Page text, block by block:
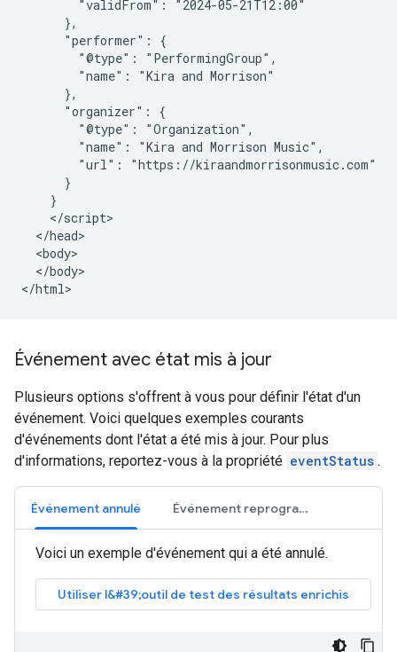
        "validFrom": "2024-05-21T12:00"
      },
      "performer": {
        "@type": "PerformingGroup",
        "name": "Kira and Morrison"
      },
      "organizer": {
        "@type": "Organization",
        "name": "Kira and Morrison Music",
        "url": "https://kiraandmorrisonmusic.com"
      }
    }
    </script>
  </head>
  <body>
  </body>
</html>
Événement avec état mis à jour
Plusieurs options s'offrent à vous pour définir l'état d'un
événement. Voici quelques exemples courants
d'événements dont l'état a été mis à jour. Pour plus
d'informations, reportez-vous à la propriété eventStatus .
Événement annulé Événement reprogrammé
Voici un exemple d'événement qui a été annulé.